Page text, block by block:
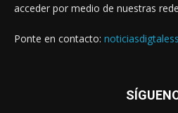
acceder por medio de nuestras
Ponte en contacto: